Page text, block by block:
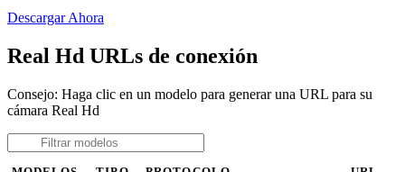
Descargar Ahora
Real Hd URLs de conexión
Consejo: Haga clic en un modelo para generar una URL para su
cámara Real Hd